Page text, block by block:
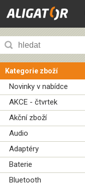
Kategorie zboží
Novinky v nabídce
AKCE - čtvrtek
Akční zboží
Audio
Adaptéry
Baterie
Bluetooth